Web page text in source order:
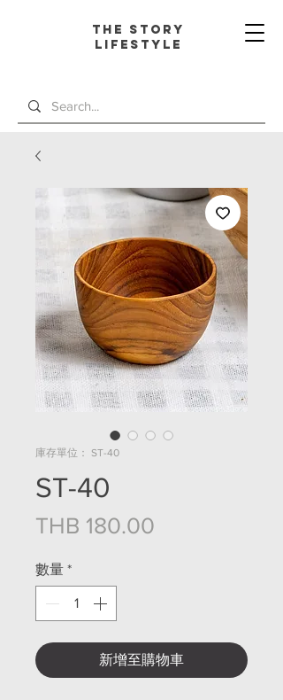
The Story
L ifestyle
庫存單位： ST-40
ST-40
THB 180.00
數量 *
新增至購物車